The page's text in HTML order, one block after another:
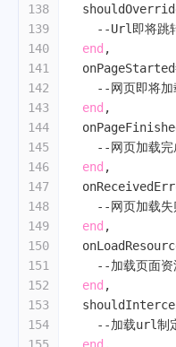
138
139
140
141
142
143
144
145
146
147
148
149
150
151
152
153
154
--Url即将跳
end ,
--网页即将加
end ,
--网页加载完
end ,
--网页加载失
end ,
--加载页面资
end ,
--加载url制